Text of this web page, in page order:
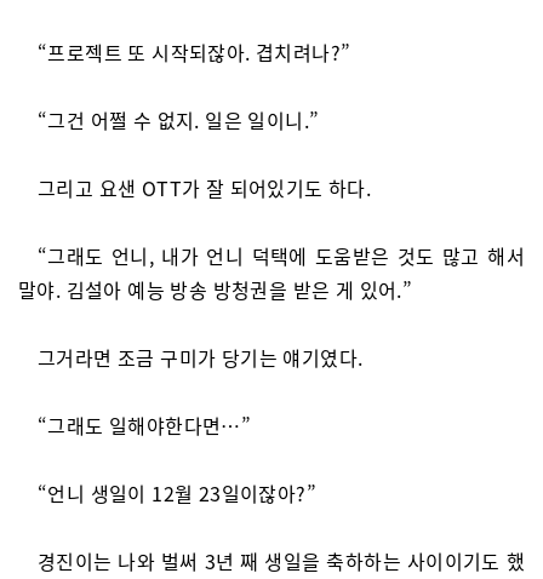
“프로젝트 또 시작되잖아. 겹치려나?”
“그건 어쩔 수 없지. 일은 일이니.”
그리고 요샌 OTT가 잘 되어있기도 하다.
“그래도 언니, 내가 언니 덕택에 도움받은 것도 많고 해서
말야. 김설아 예능 방송 방청권을 받은 게 있어.”
그거라면 조금 구미가 당기는 얘기였다.
“그래도 일해야한다면…”
“언니 생일이 12월 23일이잖아?”
경진이는 나와 벌써 3년 째 생일을 축하하는 사이이기도 했